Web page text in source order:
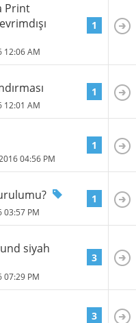
Print
12:06 AM
1
12:01 AM
1
04:56 PM
1
03:57 PM
1
siyah
07:29 PM
3
3